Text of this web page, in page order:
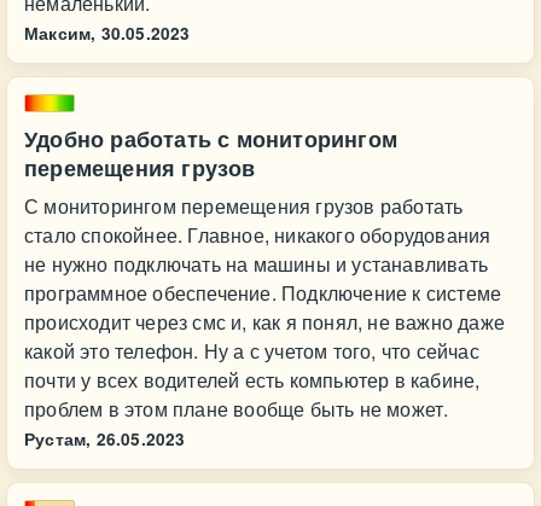
Максим, 30.05.2023
Удобно работать с мониторингом
перемещения грузов
С мониторингом перемещения грузов работать
стало спокойнее. Главное, никакого оборудования
не нужно подключать на машины и устанавливать
программное обеспечение. Подключение к системе
происходит через смс и, как я понял, не важно даже
какой это телефон. Ну а с учетом того, что сейчас
почти у всех водителей есть компьютер в кабине,
проблем в этом плане вообще быть не может.
Рустам, 26.05.2023